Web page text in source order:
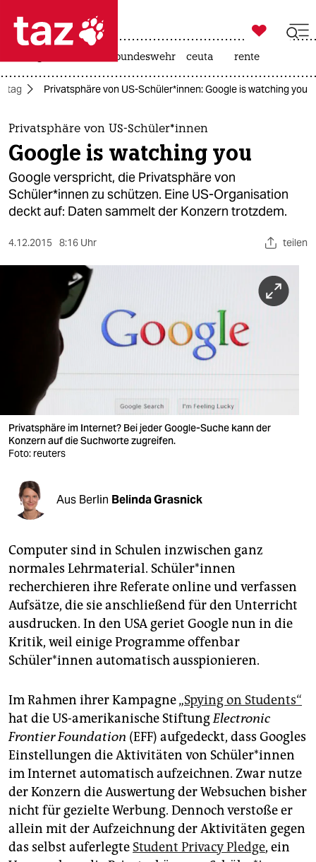
 taz zahl ich
taz zahl ich
themen
politik
öko
wahrheit
verlag
verlag
shop
fragen & hilfe
unterstützen
abo
genossenschaft
epaper login

taz zahl ich
bundeswehr ceuta rente
Privatsphäre von US-Schüler*innen: Google is watching you
Privatsphäre von US-Schüler*innen
Google is watching you
Google verspricht, die Privatsphäre von
Schüler*innen zu schützen. Eine US-Organisation
deckt auf: Daten sammelt der Konzern trotzdem.
4.12.2015 8:16 Uhr teilen
Privatsphäre im Internet? Bei jeder Google-Suche kann der
Konzern auf die Suchworte zugreifen.
Foto: reuters
Aus Berlin Belinda Grasnick
Computer sind in Schulen inzwischen ganz
normales Lehrmaterial. Schüler*innen
recherchieren ihre Referate online und verfassen
Aufsätze, die sie anschließend für den Unterricht
ausdrucken. In den USA geriet Google nun in die
Kritik, weil einige Programme offenbar
Schüler*innen automatisch ausspionieren.
Im Rahmen ihrer Kampagne „Spying on Students“
hat die US-amerikanische StiftungElectronic
Frontier Foundation (EFF) aufgedeckt, dass Googles
Einstellungen die Aktivitäten von Schüler*innen
im Internet automatisch aufzeichnen. Zwar nutze
der Konzern die Auswertung der Websuchen bisher
nicht für gezielte Werbung. Dennoch verstoße er
allein mit der Aufzeichnung der Aktivitäten gegen
das selbst auferlegte Student Privacy Pledge, ein